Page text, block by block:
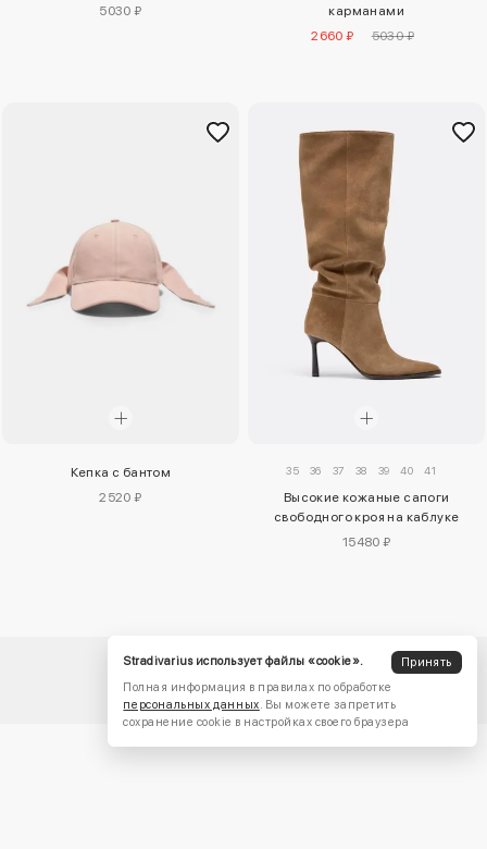
5030 ₽
карманами
2660 ₽
5030 ₽
Кепка с бантом
2520 ₽
35 36 37 38 39 40 41
Высокие кожаные сапоги
свободного кроя на каблуке
15480 ₽
Stradivarius использует файлы «cookie».
Принять
Полная информация в правилах по обработке
персональных данных. Вы можете запретить
сохранение cookie в настройках своего браузера